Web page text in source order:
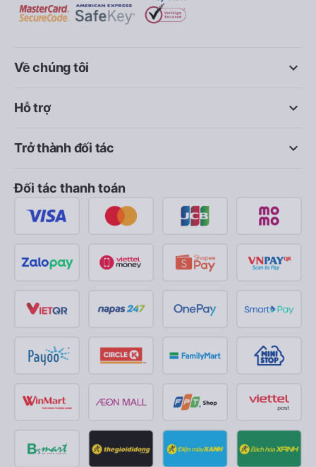
keyboard_arrow_down
Về chúng tôi
keyboard_arrow_down
Hỗ trợ
keyboard_arrow_down
Trở thành đối tác
Đối tác thanh toán